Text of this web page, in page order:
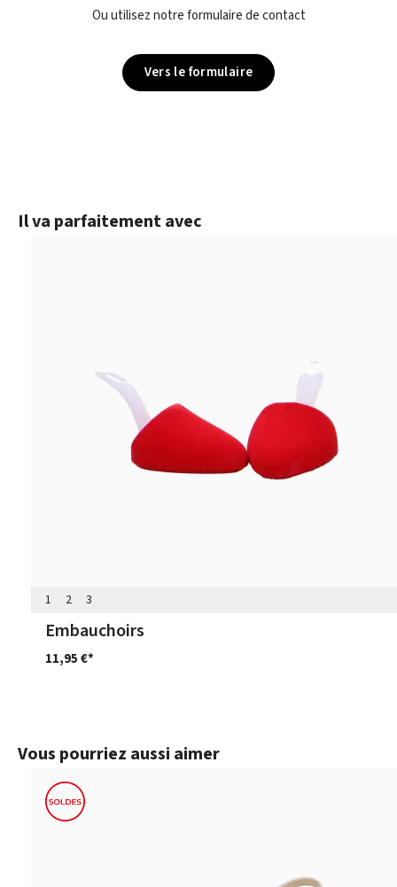
Ou utilisez notre formulaire de contact
Vers le formulaire
Ignorer la galerie de produits
Il va parfaitement avec
1 2 3
Embauchoirs
11,95 €*
Ignorer la galerie de produits
Vous pourriez aussi aimer